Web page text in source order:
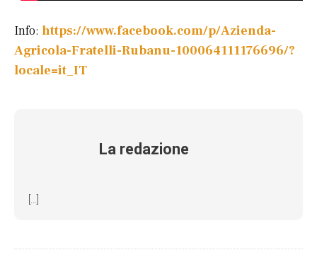
Info: https://www.facebook.com/p/Azienda-
Agricola-Fratelli-Rubanu-100064111176696/?
locale=it_IT
La redazione
[...]